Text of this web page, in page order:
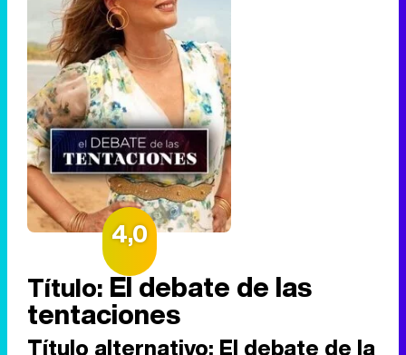
4,0
Título: El debate de las
tentaciones
Título alternativo: El debate de la